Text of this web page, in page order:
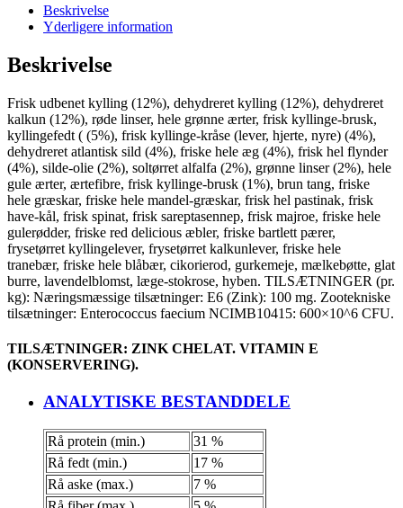
Beskrivelse
Yderligere information
Beskrivelse
Frisk udbenet kylling (12%), dehydreret kylling (12%), dehydreret
kalkun (12%), røde linser, hele grønne ærter, frisk kyllinge-brusk,
kyllingefedt ( (5%), frisk kyllinge-kråse (lever, hjerte, nyre) (4%),
dehydreret atlantisk sild (4%), friske hele æg (4%), frisk hel flynder
(4%), silde-olie (2%), soltørret alfalfa (2%), grønne linser (2%), hele
gule ærter, ærtefibre, frisk kyllinge-brusk (1%), brun tang, friske
hele græskar, friske hele mandel-græskar, frisk hel pastinak, frisk
have-kål, frisk spinat, frisk sareptasennep, frisk majroe, friske hele
gulerødder, friske red delicious æbler, friske bartlett pærer,
frysetørret kyllingelever, frysetørret kalkunlever, friske hele
tranebær, friske hele blåbær, cikorierod, gurkemeje, mælkebøtte, glat
burre, lavendelblomst, læge-stokrose, hyben. TILSÆTNINGER (pr.
kg): Næringsmæssige tilsætninger: E6 (Zink): 100 mg. Zootekniske
tilsætninger: Enterococcus faecium NCIMB10415: 600×10^6 CFU.
TILSÆTNINGER: ZINK CHELAT. VITAMIN E
(KONSERVERING).
ANALYTISKE BESTANDDELE
Rå protein (min.)
31 %
Rå fedt (min.)
17 %
Rå aske (max.)
7 %